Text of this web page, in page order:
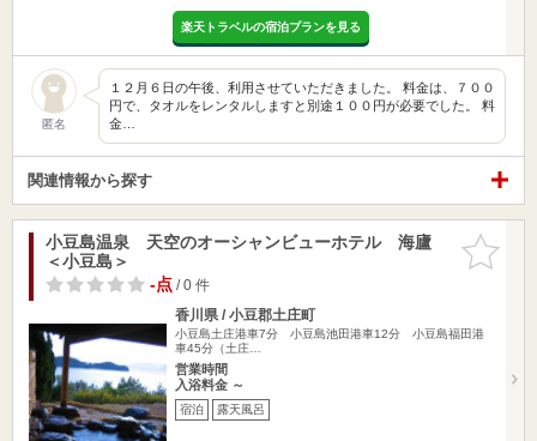
楽天トラベルの宿泊プランを見る
匿名
１２月６日の午後、利用させていただきました。 料金は、７００
円で、タオルをレンタルしますと別途１００円が必要でした。 料
金…
関連情報から探す
お気に入
りに追加
小豆島温泉 天空のオーシャンビューホテル 海廬
＜小豆島＞
-点/ 0 件
香川県 / 小豆郡土庄町
小豆島土庄港車7分 小豆島池田港車12分 小豆島福田港
車45分（土庄…
営業時間
入浴料金 ～
宿泊 露天風呂